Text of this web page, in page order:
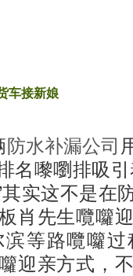
车接新娘
防水补漏公司
名嚟嚠排吸
实这不是在
肖先生囕囖
等路囕囖
迎亲方式，